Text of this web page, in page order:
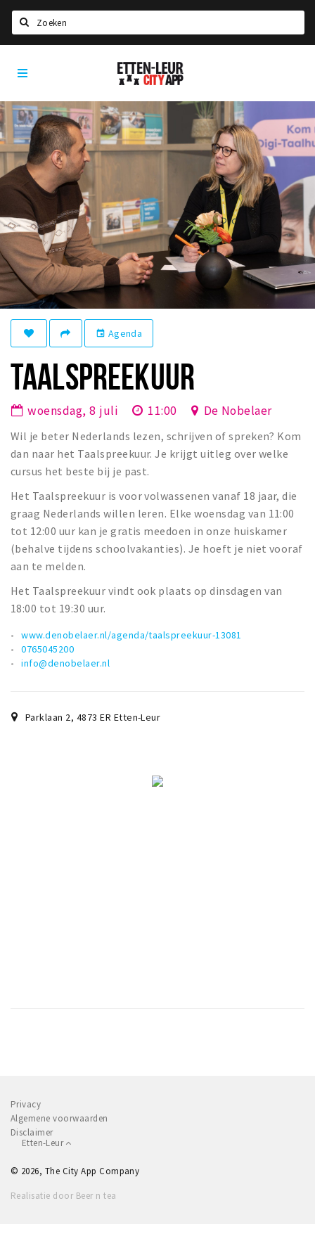
Home
Agenda
Deals
Party pics
Nieuws, interviews & blogs
Eten
Drinken
Slapen
Recreatief
Winkels
Winkelgebieden
Bezienswaardigheden
Musea, theaters & podia
Uitjes & activiteiten
Toeristische routes
Baroniepoorten
Sport
Andere City Apps
Inloggen
Etten-
Leur
event Agenda
TAALSPREEKUUR
woensdag, 8 juli 11:00 De Nobelaer
Wil je beter Nederlands lezen, schrijven of spreken? Kom
dan naar het Taalspreekuur. Je krijgt uitleg over welke
cursus het beste bij je past.
Het Taalspreekuur is voor volwassenen vanaf 18 jaar, die
graag Nederlands willen leren. Elke woensdag van 11:00
tot 12:00 uur kan je gratis meedoen in onze huiskamer
(behalve tijdens schoolvakanties). Je hoeft je niet vooraf
aan te melden.
Het Taalspreekuur vindt ook plaats op dinsdagen van
18:00 tot 19:30 uur.
www.denobelaer.nl/agenda/taalspreekuur-13081
0765045200
info@denobelaer.nl
Parklaan 2, 4873 ER Etten-Leur
Privacy
Algemene voorwaarden
Disclaimer
Etten-Leur
© 2026, The City App Company
Realisatie door Beer n tea